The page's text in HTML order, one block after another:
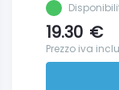
19.30 €
Prezzo iva